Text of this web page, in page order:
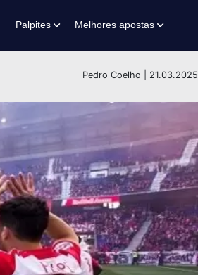
Palpites Melhores apostas
Pedro Coelho | 21.03.2025